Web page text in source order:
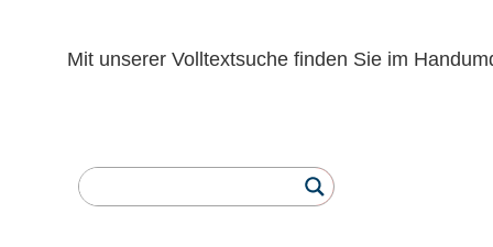
Mit unserer Volltextsuche finden Sie im